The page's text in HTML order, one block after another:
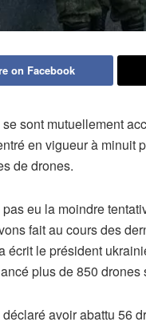
on Facebook
sont mutuellement
en vigueur à minuit
de drones.
pas eu la moindre
fait au cours des
écrit le président
plus de 850 drones
déclaré avoir abattu 56